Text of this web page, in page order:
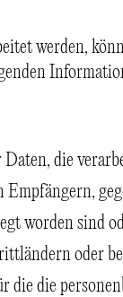
werden,
die
worden sind
oder
die die